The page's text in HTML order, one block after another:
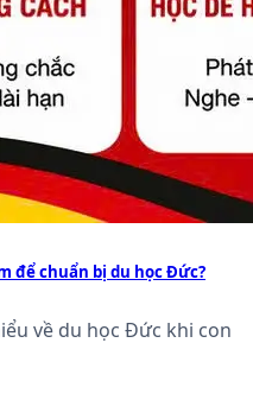
để chuẩn bị du học Đức?
về du học Đức khi con